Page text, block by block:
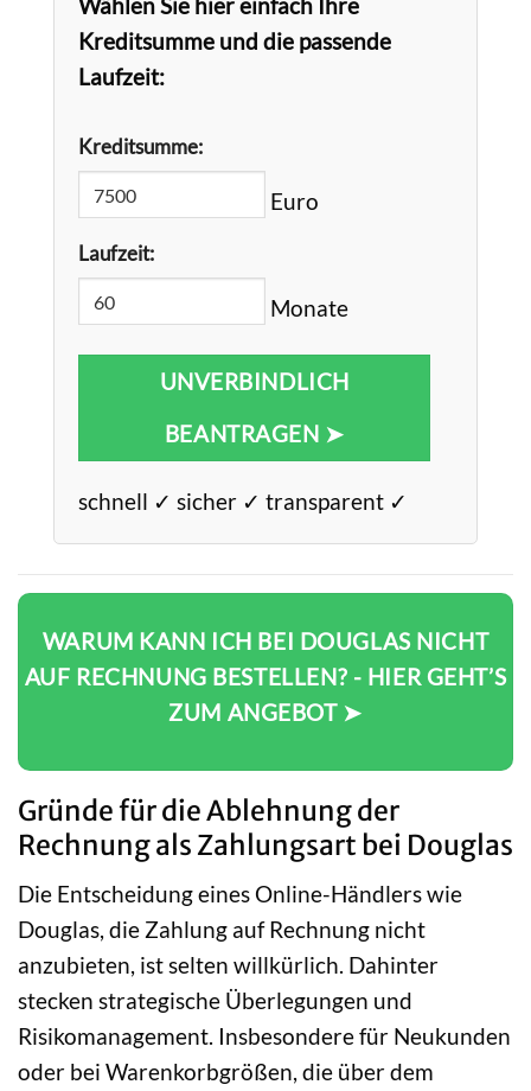
Wählen Sie hier einfach Ihre
Kreditsumme und die passende
Laufzeit:
Kreditsumme:
Euro
Laufzeit:
Monate
UNVERBINDLICH
BEANTRAGEN ➤
schnell ✓ sicher ✓ transparent ✓
WARUM KANN ICH BEI DOUGLAS NICHT
AUF RECHNUNG BESTELLEN? - HIER GEHT’S
ZUM ANGEBOT ➤
Gründe für die Ablehnung der
Rechnung als Zahlungsart bei Douglas
Die Entscheidung eines Online-Händlers wie
Douglas, die Zahlung auf Rechnung nicht
anzubieten, ist selten willkürlich. Dahinter
stecken strategische Überlegungen und
Risikomanagement. Insbesondere für Neukunden
oder bei Warenkorbgrößen, die über dem